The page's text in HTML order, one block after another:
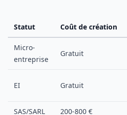
Statut Coût de création
Micro-
entreprise
Gratuit
EI Gratuit
SAS/SARL 200-800 €